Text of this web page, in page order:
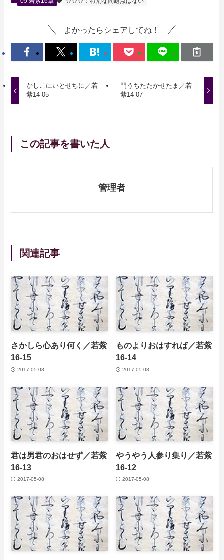
よかったらシェアしてね！
かしこにいとせちに／若
紫14-05
門うちたたかせたま／若
紫14-07
この記事を書いた人
管理者
関連記事
さかしら心あり何く／若紫
16-15
2017-05-08
ものよりおはすれば／若紫
16-14
2017-05-08
君は男君のおはせず／若紫
16-13
2017-05-08
やうやう人参り集り／若紫
16-12
2017-05-08